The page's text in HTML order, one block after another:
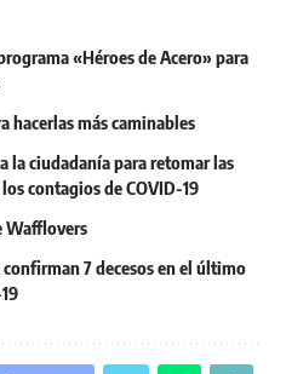
«Héroes de Acero» para
hacerlas más caminables
la ciudadanía para retomar las
contagios de COVID-19
Wafflovers
7 decesos en el último